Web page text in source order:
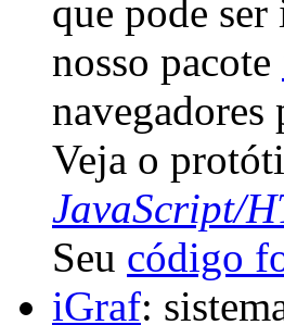
que pode
nosso pacote
Veja o
JavaScript/
Seu código
iGraf: